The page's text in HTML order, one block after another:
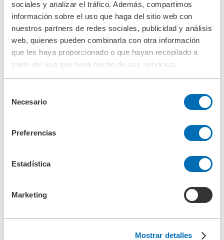
sociales y analizar el tráfico. Además, compartimos
información sobre el uso que haga del sitio web con
nuestros partners de redes sociales, publicidad y análisis
web, quienes pueden combinarla con otra información
que les haya proporcionado o que hayan recopilado a
partir del uso que haya hecho de sus servicios.
Necesario
Preferencias
Estadística
Marketing
Mostrar detalles
Compañía
Filosofía empresarial
Responsabilidad corporativa
Gestión medioambiental
Gestión en prevención de riesgos laborales
Fundaciones
Cumplimiento
Investigación & Desarrollo
Control de calidad
Contacto
+34 93/634 26 80